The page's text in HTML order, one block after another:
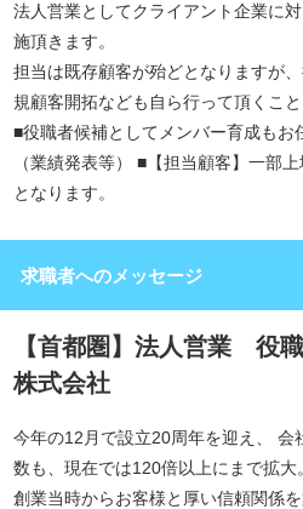
法人営業としてクライアント企業に
施頂きます。
担当は既存顧客が殆どとなりますが
規顧客開拓なども自ら行って頂くこと
■役職者候補としてメンバー育成も
（業績発表等） ■【担当顧客】一部
となります。
求職者へのメッセージ
【首都圏】法人営業 役
株式会社
今年の12月で設立20周年を迎え、 会
数も、現在では120倍以上にまで拡大。
創業当時からお客様と厚い信頼関係